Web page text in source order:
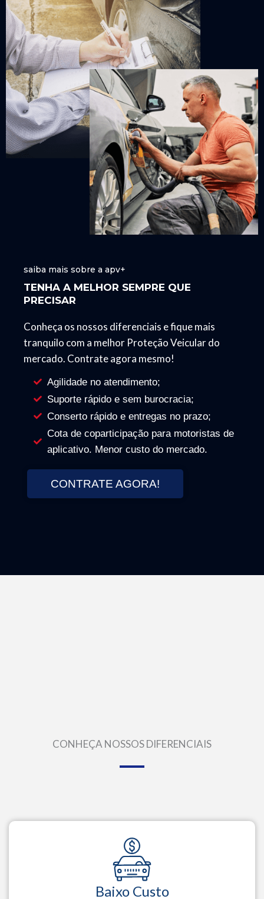
saiba mais sobre a apv+
TENHA A MELHOR SEMPRE QUE
PRECISAR
Conheça os nossos diferenciais e fique mais
tranquilo com a melhor Proteção Veicular do
mercado. Contrate agora mesmo!
Agilidade no atendimento;
Suporte rápido e sem burocracia;
Conserto rápido e entregas no prazo;
Cota de coparticipação para motoristas de
aplicativo. Menor custo do mercado.
CONTRATE AGORA!
CONHEÇA NOSSOS DIFERENCIAIS
Baixo Custo